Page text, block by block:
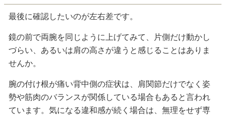
最後に確認したいのが左右差です。
鏡の前で両腕を同じように上げてみて、片側だけ動かし
づらい、あるいは肩の高さが違うと感じることはありま
せんか。
腕の付け根が痛い背中側の症状は、肩関節だけでなく姿
勢や筋肉のバランスが関係している場合もあると言われ
ています。気になる違和感が続く場合は、無理をせず専